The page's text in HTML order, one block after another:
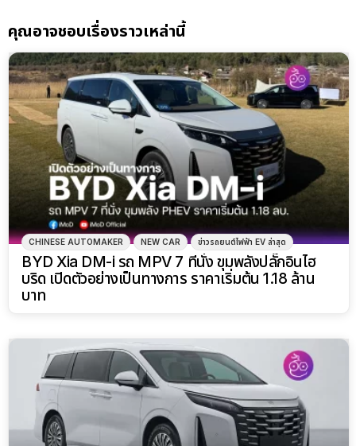
คุณอาจชอบเรื่องราวเหล่านี้
CHINESE AUTOMAKER NEW CAR ข่าวรถยนต์ไฟฟ้า EV ล่าสุด
BYD Xia DM-i รถ MPV 7 ที่นั่ง ขุมพลังปลั๊กอินไฮ
บริด เปิดตัวอย่างเป็นทางการ ราคาเริ่มต้น 1.18 ล้าน
บาท